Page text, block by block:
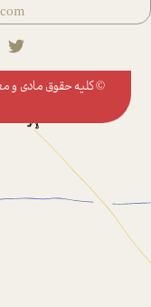
© کلیه حقوق مادی و